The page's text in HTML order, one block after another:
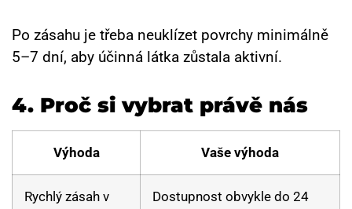
Po zásahu je třeba neuklízet povrchy minimálně
5–7 dní, aby účinná látka zůstala aktivní.
4. Proč si vybrat právě nás
Výhoda Vaše výhoda
Rychlý zásah v
Dostupnost obvykle do 24